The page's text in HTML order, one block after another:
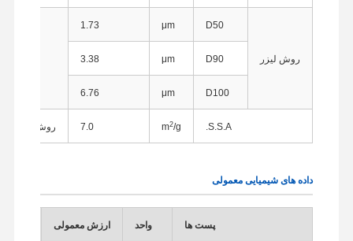
روش لیزر
D50
μm
1.73
D90
μm
3.38
D100
μm
6.76
S.S.A.
m2/g
7.0 روش جذب
داده های شیمیایی معمولی
پست ها واحد ارزش معمولی